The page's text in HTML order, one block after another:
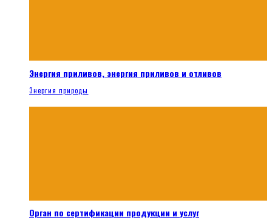
Энергия приливов, энергия приливов и отливов
Энергия природы
Орган по сертификации продукции и услуг